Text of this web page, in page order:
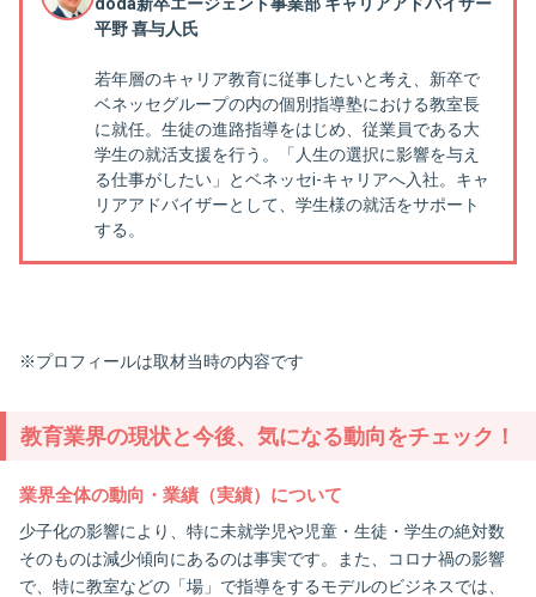
平野 喜与人氏
若年層のキャリア教育に従事したいと考え、新卒で
ベネッセグループの内の個別指導塾における教室長
に就任。生徒の進路指導をはじめ、従業員である大
学生の就活支援を行う。「人生の選択に影響を与え
る仕事がしたい」とベネッセi-キャリアへ入社。キャ
リアアドバイザーとして、学生様の就活をサポート
する。
※プロフィールは取材当時の内容です
教育業界の現状と今後、気になる動向をチェック！
業界全体の動向・業績（実績）について
少子化の影響により、特に未就学児や児童・生徒・学生の絶対数
そのものは減少傾向にあるのは事実です。また、コロナ禍の影響
で、特に教室などの「場」で指導をするモデルのビジネスでは、